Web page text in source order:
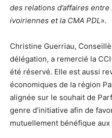
des relations d’affaires
ivoiriennes et la CMA PDL».
Christine Guerriau,
délégation, a remercié la
été réservé. Elle est aussi
économiques de la région
alignée sur le souhait de
genre d’initiative afin de
mutuellement bénéfique aux